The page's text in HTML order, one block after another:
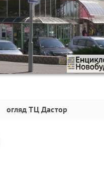
огляд ТЦ Дастор